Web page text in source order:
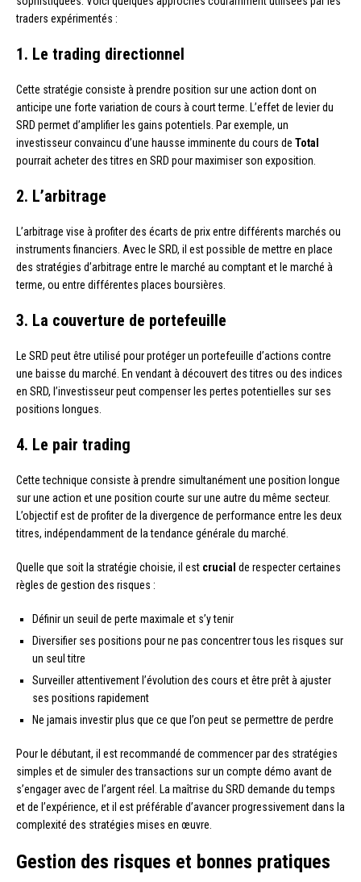
traders expérimentés :
1. Le trading directionnel
Cette stratégie consiste à prendre position sur une action dont on
anticipe une forte variation de cours à court terme. L’effet de levier du
SRD permet d’amplifier les gains potentiels. Par exemple, un
investisseur convaincu d’une hausse imminente du cours de Total
pourrait acheter des titres en SRD pour maximiser son exposition.
2. L’arbitrage
L’arbitrage vise à profiter des écarts de prix entre différents marchés ou
instruments financiers. Avec le SRD, il est possible de mettre en place
des stratégies d’arbitrage entre le marché au comptant et le marché à
terme, ou entre différentes places boursières.
3. La couverture de portefeuille
Le SRD peut être utilisé pour protéger un portefeuille d’actions contre
une baisse du marché. En vendant à découvert des titres ou des indices
en SRD, l’investisseur peut compenser les pertes potentielles sur ses
positions longues.
4. Le pair trading
Cette technique consiste à prendre simultanément une position longue
sur une action et une position courte sur une autre du même secteur.
L’objectif est de profiter de la divergence de performance entre les deux
titres, indépendamment de la tendance générale du marché.
Quelle que soit la stratégie choisie, il est crucial de respecter certaines
règles de gestion des risques :
Définir un seuil de perte maximale et s’y tenir
Diversifier ses positions pour ne pas concentrer tous les risques sur
un seul titre
Surveiller attentivement l’évolution des cours et être prêt à ajuster
ses positions rapidement
Ne jamais investir plus que ce que l’on peut se permettre de perdre
Pour le débutant, il est recommandé de commencer par des stratégies
simples et de simuler des transactions sur un compte démo avant de
s’engager avec de l’argent réel. La maîtrise du SRD demande du temps
et de l’expérience, et il est préférable d’avancer progressivement dans la
complexité des stratégies mises en œuvre.
Gestion des risques et bonnes pratiques